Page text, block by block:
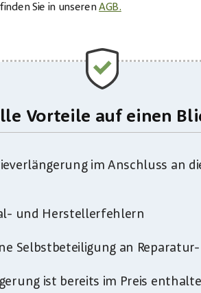
Sie in unserenAGB.
Vorteile auf einen
im Anschluss an
und Herstellerfehlern
Selbstbeteiligung an
ist bereits im Preis